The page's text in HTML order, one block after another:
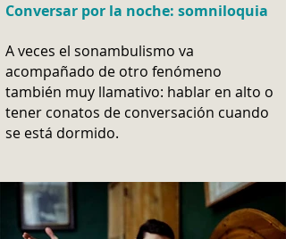
Conversar por la noche: somniloquia
A veces el sonambulismo va
acompañado de otro fenómeno
también muy llamativo: hablar en alto o
tener conatos de conversación cuando
se está dormido.